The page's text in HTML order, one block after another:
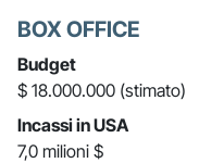
BOX OFFICE
Budget
$ 18.000.000 (stimato)
Incassi in USA
7,0 milioni $